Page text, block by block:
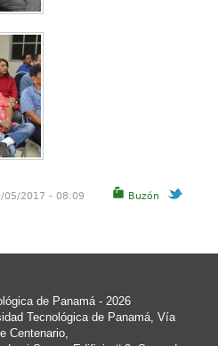
Buzón
05/2017 - 08:09
de Panamá- 2026
Tecnológica de Panamá, Vía
Centenario,